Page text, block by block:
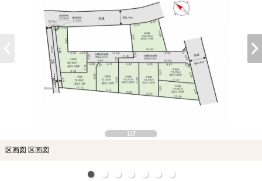
1/7
区画図 区画図